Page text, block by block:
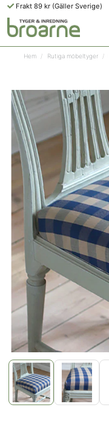
Frakt 89 kr (Gäller Sverige)
Hem Rutiga möbeltyger